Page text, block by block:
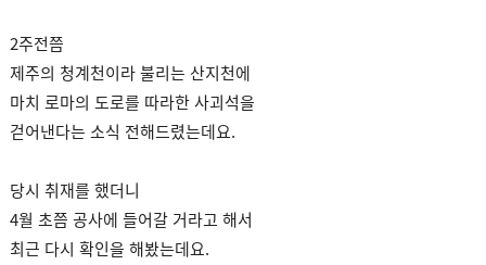
2주전쯤
제주의 청계천이라 불리는 산지천에
마치 로마의 도로를 따라한 사괴석을
걷어낸다는 소식 전해드렸는데요.
당시 취재를 했더니
4월 초쯤 공사에 들어갈 거라고 해서
최근 다시 확인을 해봤는데요.